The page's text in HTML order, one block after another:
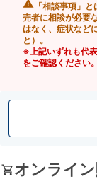
「相談事項」
売者に相談が必要
はなく、症状など
と）。
※上記いずれも代
をご確認ください。
オンライ